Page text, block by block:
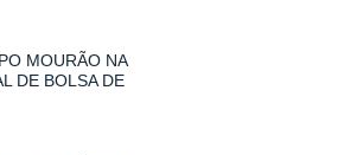
MOURÃO NA
DE BOLSA DE